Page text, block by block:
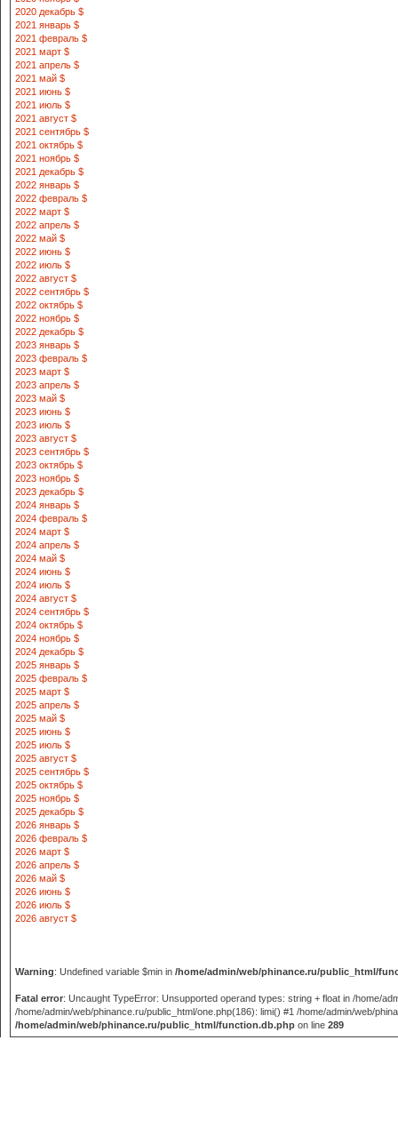
2020 декабрь $
2021 январь $
2021 февраль $
2021 март $
2021 апрель $
2021 май $
2021 июнь $
2021 июль $
2021 август $
2021 сентябрь $
2021 октябрь $
2021 ноябрь $
2021 декабрь $
2022 январь $
2022 февраль $
2022 март $
2022 апрель $
2022 май $
2022 июнь $
2022 июль $
2022 август $
2022 сентябрь $
2022 октябрь $
2022 ноябрь $
2022 декабрь $
2023 январь $
2023 февраль $
2023 март $
2023 апрель $
2023 май $
2023 июнь $
2023 июль $
2023 август $
2023 сентябрь $
2023 октябрь $
2023 ноябрь $
2023 декабрь $
2024 январь $
2024 февраль $
2024 март $
2024 апрель $
2024 май $
2024 июнь $
2024 июль $
2024 август $
2024 сентябрь $
2024 октябрь $
2024 ноябрь $
2024 декабрь $
2025 январь $
2025 февраль $
2025 март $
2025 апрель $
2025 май $
2025 июнь $
2025 июль $
2025 август $
2025 сентябрь $
2025 октябрь $
2025 ноябрь $
2025 декабрь $
2026 январь $
2026 февраль $
2026 март $
2026 апрель $
2026 май $
2026 июнь $
2026 июль $
2026 август $
Warning: Undefined variable $min in /home/admin/web/phinance.ru/public_html/
Fatal error: Uncaught TypeError: Unsupported operand types: string + float in /home/
/home/admin/web/phinance.ru/public_html/one.php(186): limi() #1 /home/admin/web/
/home/admin/web/phinance.ru/public_html/function.db.php on line 289